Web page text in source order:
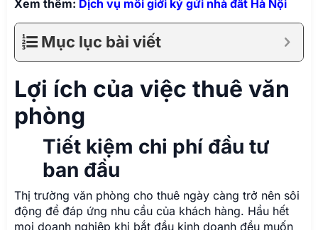
Xem thêm: Dịch vụ môi giới ký gửi nhà đất Hà Nội
Mục lục bài viết
Lợi ích của việc thuê văn
phòng
Tiết kiệm chi phí đầu tư
ban đầu
Thị trường văn phòng cho thuê ngày càng trở nên sôi
động để đáp ứng nhu cầu của khách hàng. Hầu hết
mọi doanh nghiệp khi bắt đầu kinh doanh đều muốn